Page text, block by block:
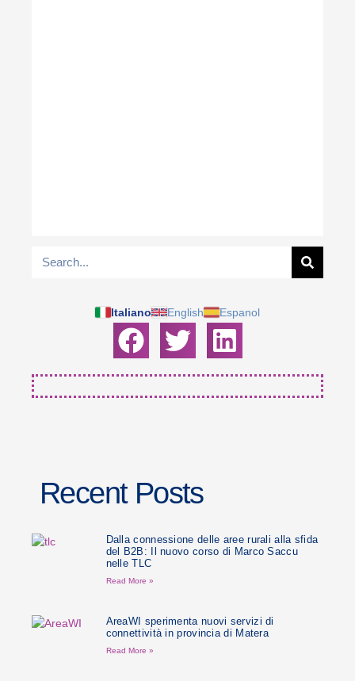
Italiano English Espanol
Recent Posts
Dalla connessione delle aree rurali alla sfida
del B2B: Il nuovo corso di Marco Saccu
nelle TLC
Read More »
AreaWI sperimenta nuovi servizi di
connettività in provincia di Matera
Read More »